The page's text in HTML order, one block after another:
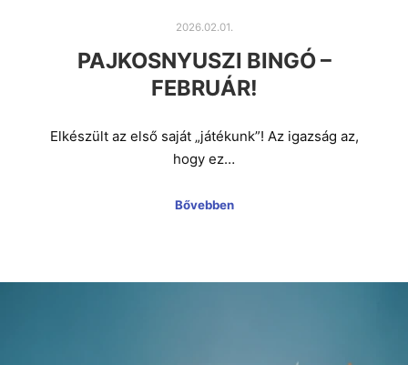
2026.02.01.
PAJKOSNYUSZI BINGÓ –
FEBRUÁR!
Elkészült az első saját „játékunk”! Az igazság az,
hogy ez…
Bővebben